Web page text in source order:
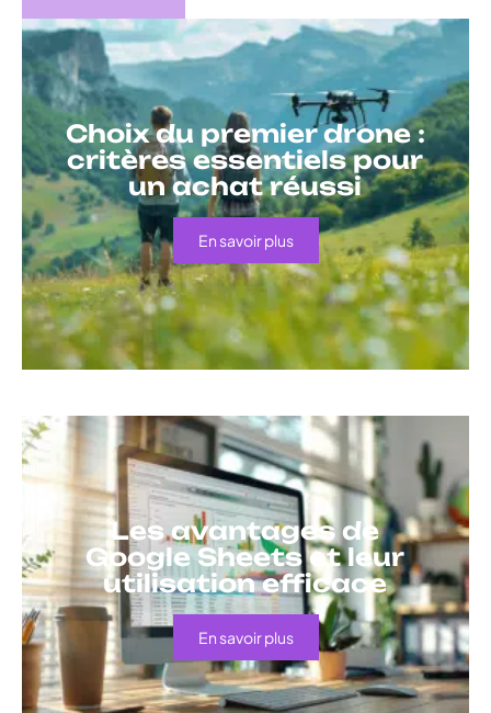
Choix du premier drone :
critères essentiels pour
un achat réussi
En savoir plus
Les avantages de
Google Sheets et leur
utilisation efficace
En savoir plus